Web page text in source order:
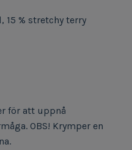
15 % stretchy terry
för att uppnå
OBS! Krymper en